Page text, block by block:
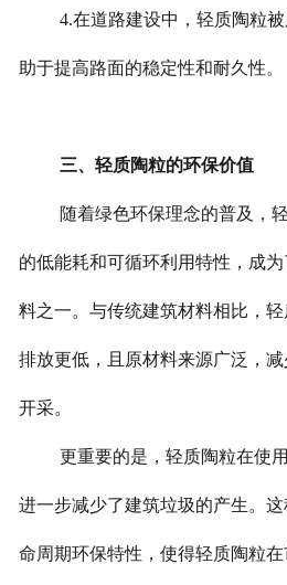
4.在道路建设中，轻质陶粒
助于提高路面的稳定性和耐久性。
三、轻质陶粒的环保价值
随着绿色环保理念的普及，
的低能耗和可循环利用特性，成
料之一。与传统建筑材料相比，
排放更低，且原材料来源广泛，
开采。
更重要的是，轻质陶粒在使
进一步减少了建筑垃圾的产生。
命周期环保特性，使得轻质陶粒在